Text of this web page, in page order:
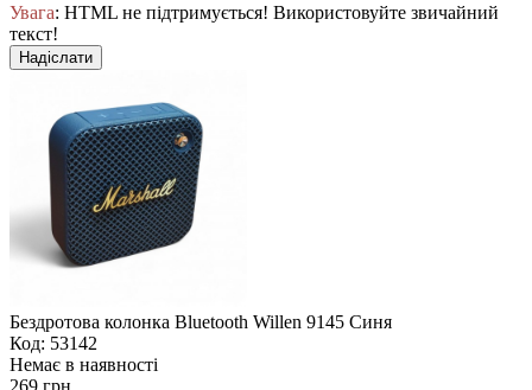
Увага: HTML не підтримується! Використовуйте звичайний
текст!
Надіслати
Бездротова колонка Bluetooth Willen 9145 Синя
Код: 53142
Немає в наявності
269 грн